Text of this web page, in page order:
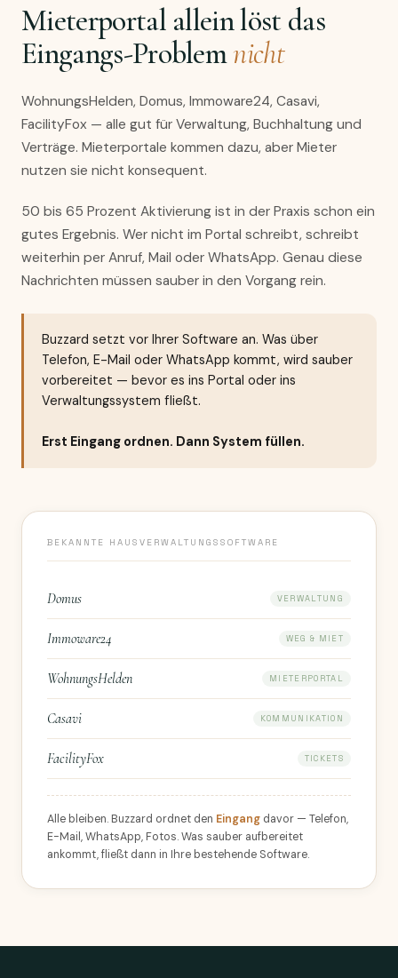
Mieterportal allein löst das
Eingangs-Problemnicht
WohnungsHelden, Domus, Immoware24, Casavi,
FacilityFox — alle gut für Verwaltung, Buchhaltung und
Verträge. Mieterportale kommen dazu, aber Mieter
nutzen sie nicht konsequent.
50 bis 65 Prozent Aktivierung ist in der Praxis schon ein
gutes Ergebnis. Wer nicht im Portal schreibt, schreibt
weiterhin per Anruf, Mail oder WhatsApp. Genau diese
Nachrichten müssen sauber in den Vorgang rein.
Buzzard setzt vor Ihrer Software an. Was über
Telefon, E-Mail oder WhatsApp kommt, wird sauber
vorbereitet — bevor es ins Portal oder ins
Verwaltungssystem fließt.
Erst Eingang ordnen. Dann System füllen.
BEKANNTE HAUSVERWALTUNGSSOFTWARE
Domus VERWALTUNG
Immoware24 WEG & MIET
WohnungsHelden MIETERPORTAL
Casavi KOMMUNIKATION
FacilityFox TICKETS
Alle bleiben. Buzzard ordnet den Eingang davor — Telefon,
E-Mail, WhatsApp, Fotos. Was sauber aufbereitet
ankommt, fließt dann in Ihre bestehende Software.